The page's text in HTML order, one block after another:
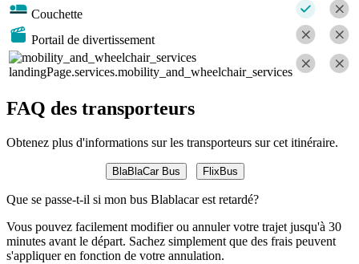
Couchette
Portail de divertissement
landingPage.services.mobility_and_wheelchair_services
FAQ des transporteurs
Obtenez plus d'informations sur les transporteurs sur cet itinéraire.
BlaBlaCar Bus FlixBus
Que se passe-t-il si mon bus Blablacar est retardé?
Vous pouvez facilement modifier ou annuler votre trajet jusqu'à 30
minutes avant le départ. Sachez simplement que des frais peuvent
s'appliquer en fonction de votre annulation.